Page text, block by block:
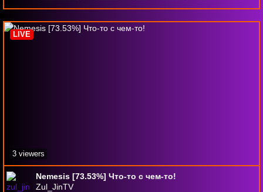
Русский
Nemesis [73.53%] Что-то с чем-то!
Zul_JinTV
LIVE
3 viewers